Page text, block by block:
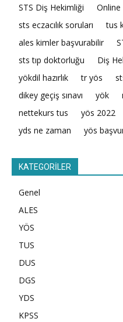
STS Diş Hekimliği
Online
sts eczacılık soruları
tus
ales kimler başvurabilir
sts tıp doktorluğu
Diş
yökdil hazırlık
tr yös
dikey geçiş sınavı
yök
nettekurs tus
yös 2022
yds ne zaman
yös
KATEGORİLER
Genel
ALES
YÖS
TUS
DUS
DGS
YDS
KPSS